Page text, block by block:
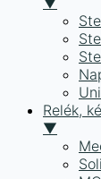
Relék,
▼